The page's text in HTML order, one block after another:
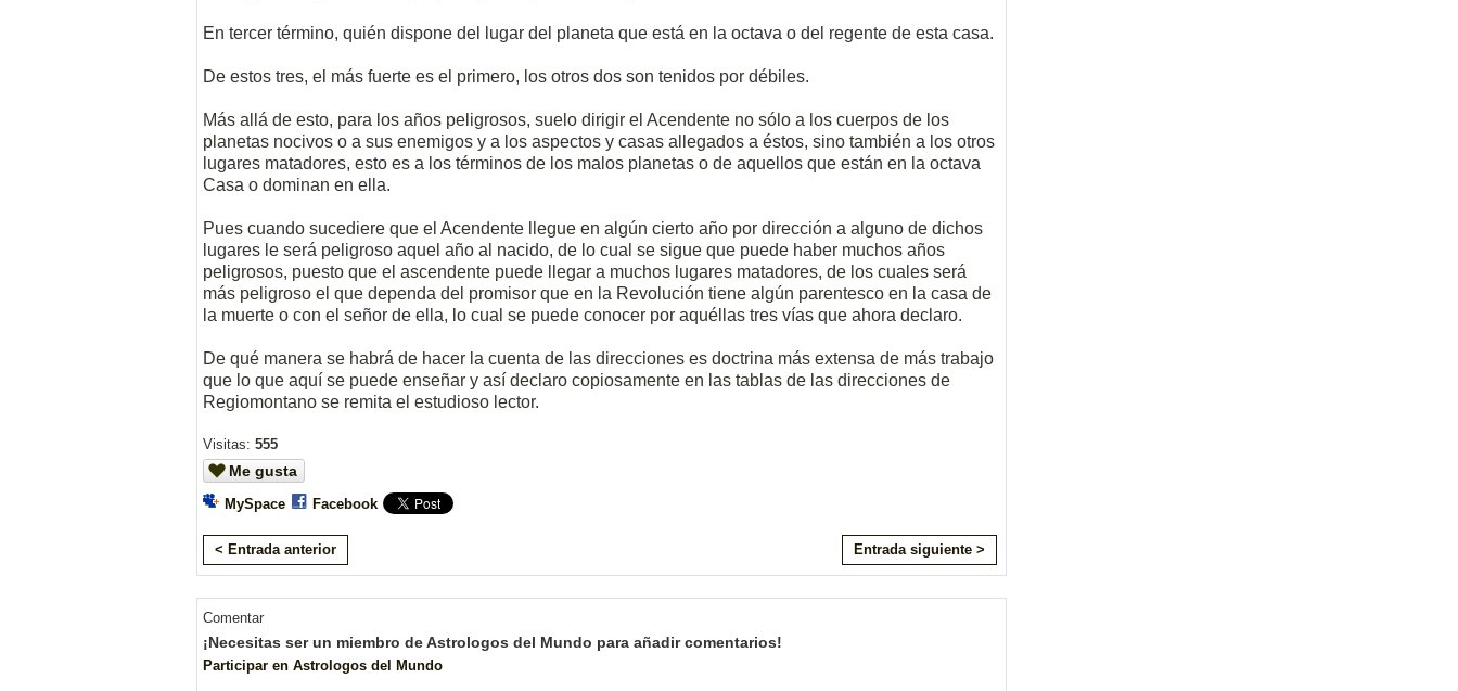
En tercer término, quién dispone del lugar del planeta que está en la octava o del regente de esta casa.
De estos tres, el más fuerte es el primero, los otros dos son tenidos por débiles.
Más allá de esto, para los años peligrosos, suelo dirigir el Acendente no sólo a los cuerpos de los
planetas nocivos o a sus enemigos y a los aspectos y casas allegados a éstos, sino también a los otros
lugares matadores, esto es a los términos de los malos planetas o de aquellos que están en la octava
Casa o dominan en ella.
Pues cuando sucediere que el Acendente llegue en algún cierto año por dirección a alguno de dichos
lugares le será peligroso aquel año al nacido, de lo cual se sigue que puede haber muchos años
peligrosos, puesto que el ascendente puede llegar a muchos lugares matadores, de los cuales será
más peligroso el que dependa del promisor que en la Revolución tiene algún parentesco en la casa de
la muerte o con el señor de ella, lo cual se puede conocer por aquéllas tres vías que ahora declaro.
De qué manera se habrá de hacer la cuenta de las direcciones es doctrina más extensa de más trabajo
que lo que aquí se puede enseñar y así declaro copiosamente en las tablas de las direcciones de
Regiomontano se remita el estudioso lector.
Visitas: 555
Me gusta
MySpace Facebook
< Entrada anterior Entrada siguiente >
Comentar
¡Necesitas ser un miembro de Astrologos del Mundo para añadir comentarios!
Participar en Astrologos del Mundo